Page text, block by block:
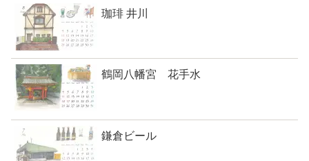
珈琲 井川
鶴岡八幡宮 花手水
鎌倉ビール